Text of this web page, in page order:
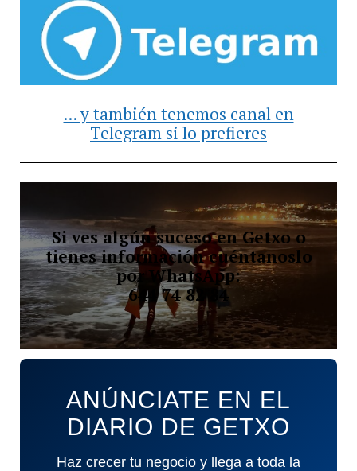
... y también tenemos canal en
Telegram si lo prefieres
Si ves algún suceso en Getxo o
tienes información cuéntanoslo
por WhatsApp:
644 74 82 84
ANÚNCIATE EN EL
DIARIO DE GETXO
Haz crecer tu negocio y llega a toda la